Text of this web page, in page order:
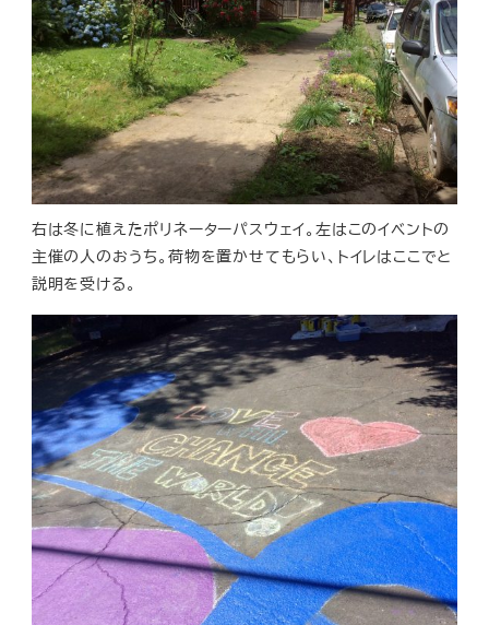
右は冬に植えたポリネーターパスウェイ。左はこのイベントの
主催の人のおうち。荷物を置かせてもらい、トイレはここでと
説明を受ける。